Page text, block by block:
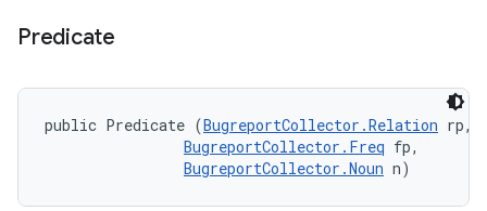
Predicate
public Predicate (BugreportCollector.Relation rp,
BugreportCollector.Freq fp,
BugreportCollector.Noun n)